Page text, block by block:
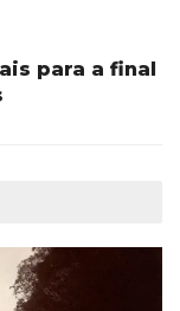
para a final